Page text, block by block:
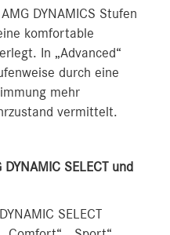
DYNAMICS Stufen
komfortable
In „Advanced“
durch eine
mehr
vermittelt.
SELECT und
SELECT